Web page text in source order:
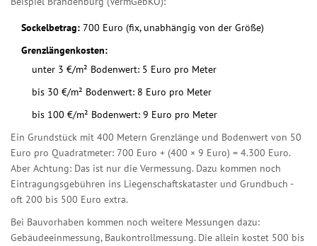
Sockelbetrag: 700 Euro (fix, unabhängig von der Größe)
Grenzlängenkosten:
unter 3 €/m² Bodenwert: 5 Euro pro Meter
bis 30 €/m² Bodenwert: 8 Euro pro Meter
bis 100 €/m² Bodenwert: 9 Euro pro Meter
Ein Grundstück mit 400 Metern Grenzlänge und Bodenwert von 50
Euro pro Quadratmeter: 700 Euro + (400 × 9 Euro) = 4.300 Euro.
Aber Achtung: Das ist nur die Vermessung. Dazu kommen noch
Eintragungsgebühren ins Liegenschaftskataster und Grundbuch -
oft 200 bis 500 Euro extra.
Bei Bauvorhaben kommen noch weitere Messungen dazu:
Gebäudeeinmessung, Baukontrollmessung. Die allein kostet 500 bis